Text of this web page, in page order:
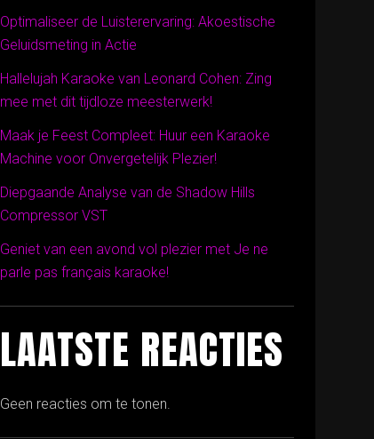
Optimaliseer de Luisterervaring: Akoestische
Geluidsmeting in Actie
Hallelujah Karaoke van Leonard Cohen: Zing
mee met dit tijdloze meesterwerk!
Maak je Feest Compleet: Huur een Karaoke
Machine voor Onvergetelijk Plezier!
Diepgaande Analyse van de Shadow Hills
Compressor VST
Geniet van een avond vol plezier met Je ne
parle pas français karaoke!
LAATSTE REACTIES
Geen reacties om te tonen.